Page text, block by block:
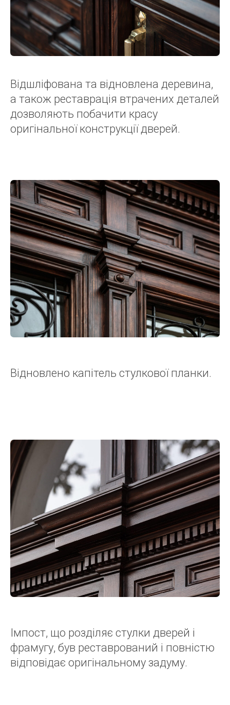
Відшліфована та відновлена деревина,
а також реставрація втрачених деталей
дозволяють побачити красу
оригінальної конструкції дверей.
Відновлено капітель стулкової планки.
Імпост, що розділяє стулки дверей і
фрамугу, був реставрований і повністю
відповідає оригінальному задуму.